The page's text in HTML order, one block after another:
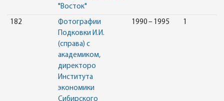
"Восток"
182
Фотографии
Подковки И.И.
(справа) с
академиком,
директоро
Института
экономики
Сибирского
1990 – 1995 1